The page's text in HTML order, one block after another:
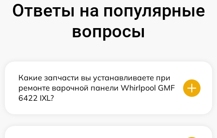
Ответы на популярные
вопросы
Какие запчасти вы устанавливаете при
ремонте варочной панели Whirlpool GMF
6422 IXL?